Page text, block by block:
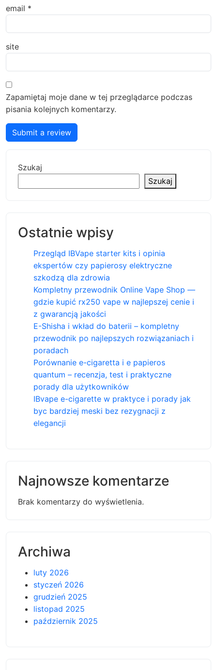
email *
site
Zapamiętaj moje dane w tej przeglądarce podczas
pisania kolejnych komentarzy.
Submit a review
Szukaj
Szukaj
Ostatnie wpisy
Przegląd IBVape starter kits i opinia
ekspertów czy papierosy elektryczne
szkodzą dla zdrowia
Kompletny przewodnik Online Vape Shop —
gdzie kupić rx250 vape w najlepszej cenie i
z gwarancją jakości
E-Shisha i wkład do baterii – kompletny
przewodnik po najlepszych rozwiązaniach i
poradach
Porównanie e-cigaretta i e papieros
quantum – recenzja, test i praktyczne
porady dla użytkowników
IBvape e-cigarette w praktyce i porady jak
byc bardziej meski bez rezygnacji z
elegancji
Najnowsze komentarze
Brak komentarzy do wyświetlenia.
Archiwa
luty 2026
styczeń 2026
grudzień 2025
listopad 2025
październik 2025